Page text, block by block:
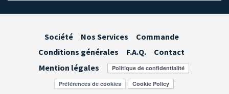
Société Nos Services
Commande
Conditions générales
F.A.Q.
Contact
Mention légales
Préférences de cookies